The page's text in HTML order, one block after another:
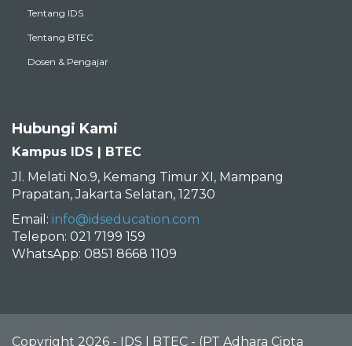
Tentang IDS
Tentang BTEC
Dosen & Pengajar
Hubungi Kami
Kampus IDS | BTEC
Jl. Melati No.9, Kemang Timur XI, Mampang
Prapatan, Jakarta Selatan, 12730
Email: info@idseducation.com
Telepon: 021 7199 159
WhatsApp: 0851 8668 1109
Copyright 2026 - IDS | BTEC - (PT Adhara Cipta